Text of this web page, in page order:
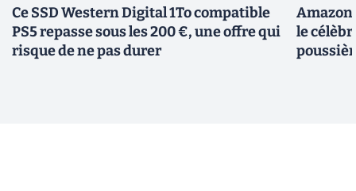
Ce SSD Western Digital 1To compatible
PS5 repasse sous les 200 €, une offre qui
risque de ne pas durer
Amazon
le